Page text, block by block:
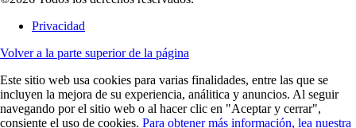
Privacidad
Volver a la parte superior de la página
Este sitio web usa cookies para varias finalidades, entre las que se
incluyen la mejora de su experiencia, análitica y anuncios. Al seguir
navegando por el sitio web o al hacer clic en "Aceptar y cerrar",
consiente el uso de cookies. Para obtener más información, lea nuestra